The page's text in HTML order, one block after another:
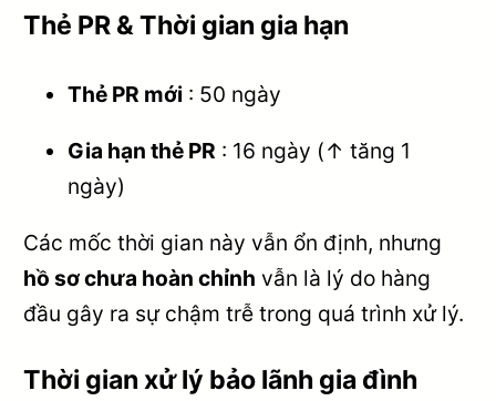
Thẻ PR & Thời gian gia hạn
Thẻ PR mới : 50 ngày
Gia hạn thẻ PR : 16 ngày (↑ tăng 1
ngày)
Các mốc thời gian này vẫn ổn định, nhưng
hồ sơ chưa hoàn chỉnh vẫn là lý do hàng
đầu gây ra sự chậm trễ trong quá trình xử lý.
Thời gian xử lý bảo lãnh gia đình